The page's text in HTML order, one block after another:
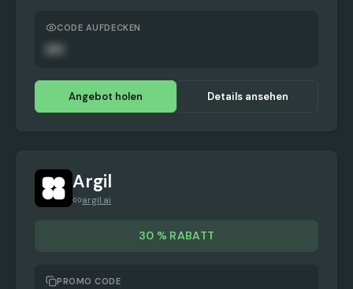
CODE AUFDECKEN
Angebot holen Details ansehen
Argil
argil.ai
30 % RABATT
PROMO CODE